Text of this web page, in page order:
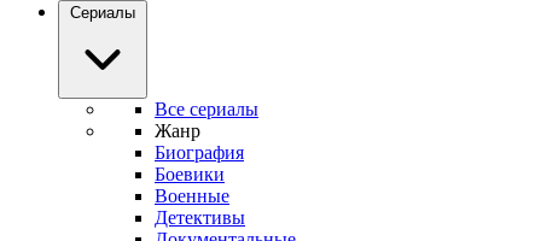
Сериалы
Все сериалы
Жанр
Биография
Боевики
Военные
Детективы